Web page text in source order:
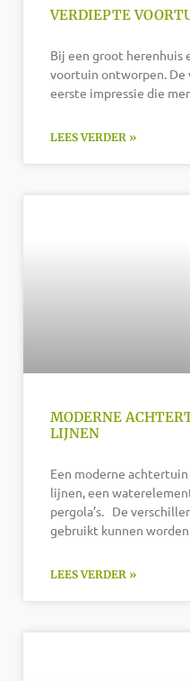
VERDIEPTE
Bij een groot herenhuis
voortuin ontworpen. De
eerste impressie die
LEES VERDER »
MODERNE
LIJNEN
Een moderne
lijnen, een
pergola’s. De
gebruikt kunnen
LEES VERDER »